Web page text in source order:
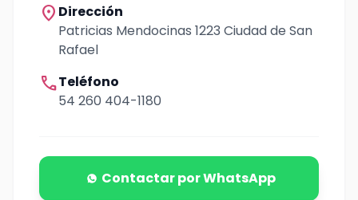
location_on Dirección
Patricias Mendocinas 1223 Ciudad de San
Rafael
callTeléfono
54 260 404-1180
Contactar por WhatsApp